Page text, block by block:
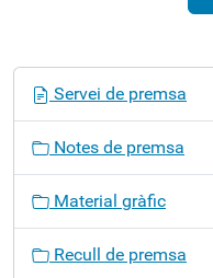
Servei de premsa
Notes de premsa
Material gràfic
Recull de premsa